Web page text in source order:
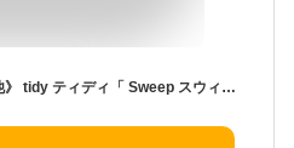
《着後レビューで今治タオル他》 tidy ティディ「 Sweep スウィープ コンパクト 」ほうき 箒 ちりとり セット ホーキ＆ちりとりセット set 掃除道具 清掃 掃き掃除 お掃除グッズ シンプル おしゃれ デザイン モダン ホワイト グレー イエロー ブラウン コンパクト